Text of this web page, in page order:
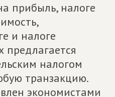
прибыль, налоге
и налоге
предлагается
налогом
транзакцию.
экономистами